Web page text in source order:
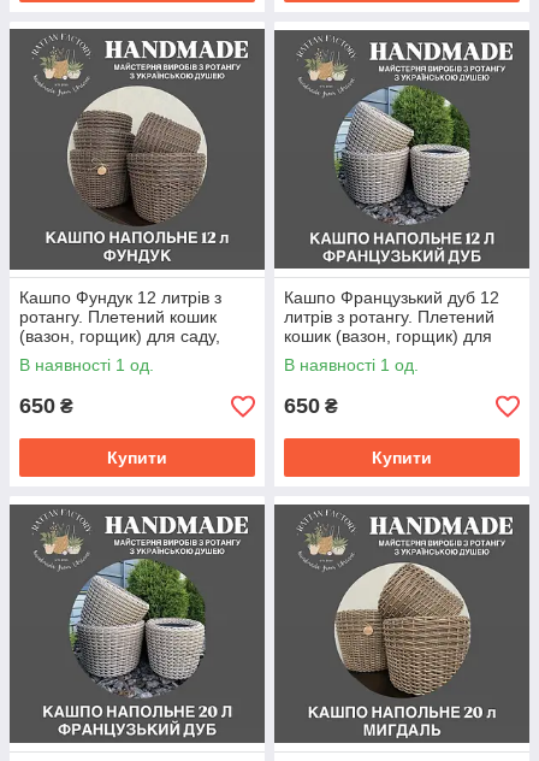
Кашпо Фундук 12 литрів з
ротангу. Плетений кошик
(вазон, горщик) для саду,
квітів, декору.
В наявності 1 од.
650 ₴
Купити
Кашпо Французький дуб 12
литрів з ротангу. Плетений
кошик (вазон, горщик) для
саду, квітів, декору.
В наявності 1 од.
650 ₴
Купити